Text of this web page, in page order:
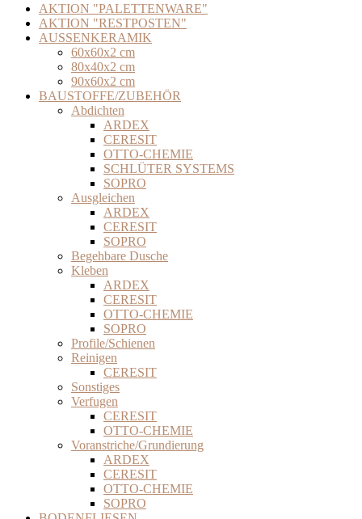
AKTION "PALETTENWARE"
AKTION "RESTPOSTEN"
AUSSENKERAMIK
60x60x2 cm
80x40x2 cm
90x60x2 cm
BAUSTOFFE/ZUBEHÖR
Abdichten
ARDEX
CERESIT
OTTO-CHEMIE
SCHLÜTER SYSTEMS
SOPRO
Ausgleichen
ARDEX
CERESIT
SOPRO
Begehbare Dusche
Kleben
ARDEX
CERESIT
OTTO-CHEMIE
SOPRO
Profile/Schienen
Reinigen
CERESIT
Sonstiges
Verfugen
CERESIT
OTTO-CHEMIE
Voranstriche/Grundierung
ARDEX
CERESIT
OTTO-CHEMIE
SOPRO